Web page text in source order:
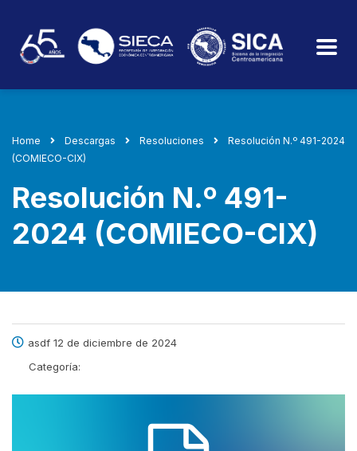
Home Descargas Resoluciones
Resolución N.º 491-2024
(COMIECO-CIX)
Resolución N.º 491-
2024 (COMIECO-CIX)
asdf 12 de diciembre de 2024
Categoría: